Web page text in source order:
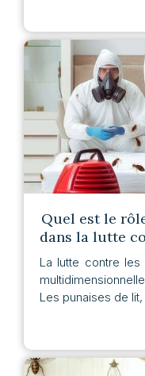
Quel est le
dans la lutte
La lutte contre
multidimensionnelle
Les punaises de